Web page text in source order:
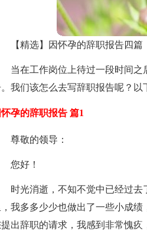
【精选】因怀孕的辞职报告四篇
当在工作岗位上待过一段时间
我们该怎么去写辞职报告呢？以
怀孕的辞职报告 篇1
尊敬的领导：
您好！
时光消逝，不知不觉中已经过
，我多多少少也做出了一些小成
出辞职的请求，我感到非常愧